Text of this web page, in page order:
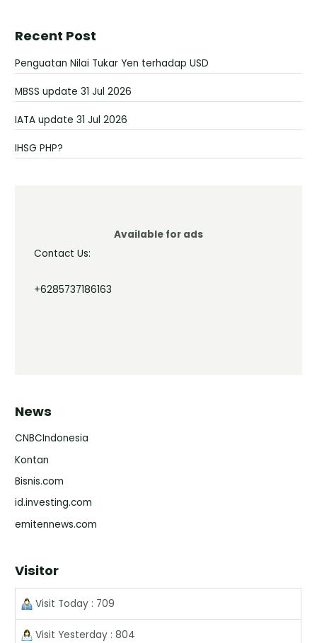
Recent Post
Penguatan Nilai Tukar Yen terhadap USD
MBSS update 31 Jul 2026
IATA update 31 Jul 2026
IHSG PHP?
Available for ads
Contact Us:
+6285737186163
News
CNBCIndonesia
Kontan
Bisnis.com
id.investing.com
emitennews.com
Visitor
Visit Today : 709
Visit Yesterday : 804